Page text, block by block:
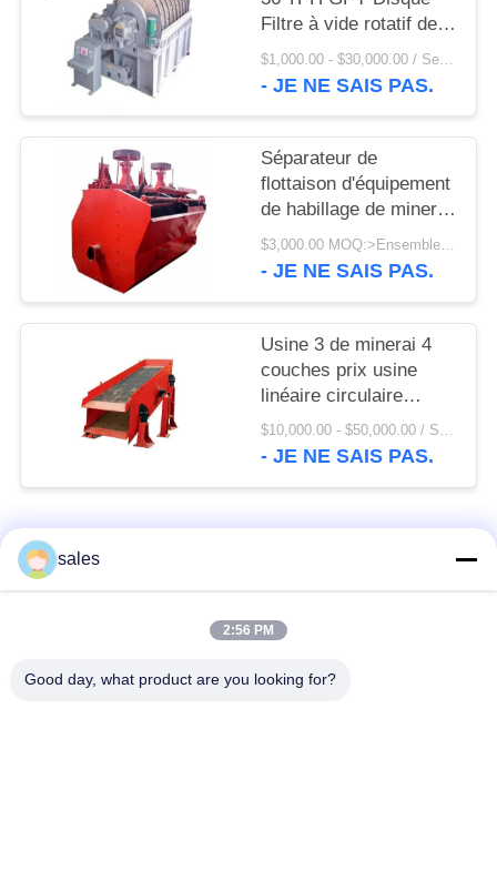
SITE
PRIVACY
POLICY
Filtre à vide rotatif de
haute qualité
$1,000.00 - $30,000.00 / Set MOQ:1 ensemble/ensembles
- JE NE SAIS PAS.
Séparateur de
flottaison d'équipement
de habillage de minerai
de la roue à aubes T60
pour l'exploitation
$3,000.00 MOQ:>Ensembles =1
- JE NE SAIS PAS.
Usine 3 de minerai 4
couches prix usine
linéaire circulaire
d'écran de vibration et
d'écran d'agrégats
$10,000.00 - $50,000.00 / Set MOQ:1 ensemble/ensembles
- JE NE SAIS PAS.
Catégories populaires
Pignon biseauté
vitesse de périmètre
Bâtis et pièces
sales
2:56 PM
Good day, what product are you looking for?